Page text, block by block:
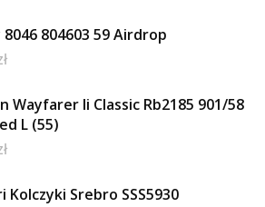
804603 59 Airdrop
Wayfarer Ii Classic Rb2185 901/58
L (55)
Kolczyki Srebro SSS5930